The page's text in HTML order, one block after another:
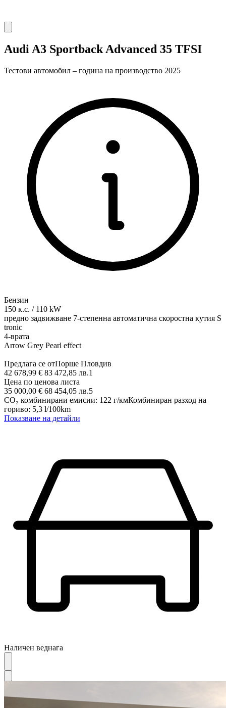
Audi A3 Sportback Advanced 35 TFSI
Тестови автомобил – година на производство 2025
Бензин
150 к.с. / 110 kW
предно задвижване 7-степенна автоматична скоростна кутия S
tronic
4-врата
Arrow Grey Pearl effect
Предлага се отПорше Пловдив
42 678,99 € 83 472,85 лв.1
Цена по ценова листа
35 000,00 € 68 454,05 лв.5
CO₂ комбинирани емисии: 122 г/кмКомбиниран разход на
гориво: 5,3 l/100km
Показване на детайли
Наличен веднага